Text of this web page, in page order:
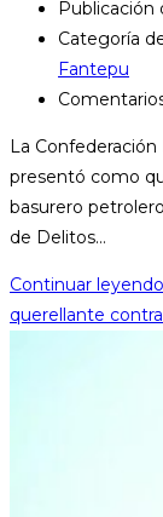
Publicación
Categoría
Fantepu
La
presentó como
basurero
de Delitos…
Continuar leyendo
querellante